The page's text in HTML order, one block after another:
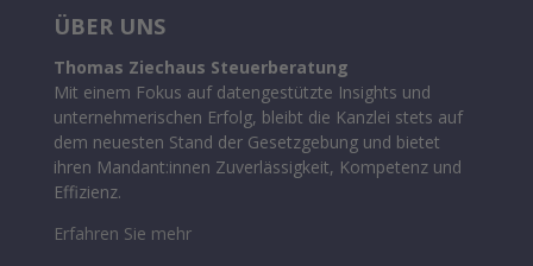
ÜBER UNS
Thomas Ziechaus Steuerberatung
Mit einem Fokus auf datengestützte Insights und
unternehmerischen Erfolg, bleibt die Kanzlei stets auf
dem neuesten Stand der Gesetzgebung und bietet
ihren Mandant:innen Zuverlässigkeit, Kompetenz und
Effizienz.
Erfahren Sie mehr